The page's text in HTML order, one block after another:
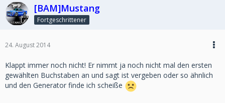
[BAM]Mustang
Fortgeschrittener
24. August 2014
Klappt immer noch nicht! Er nimmt ja noch nicht mal den ersten
gewählten Buchstaben an und sagt ist vergeben oder so ähnlich
und den Generator finde ich scheiße